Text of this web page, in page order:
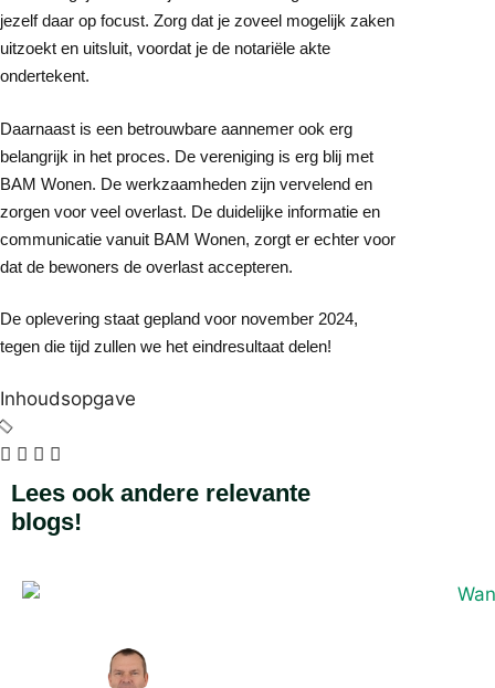
jezelf daar op focust. Zorg dat je zoveel mogelijk zaken
uitzoekt en uitsluit, voordat je de notariële akte
ondertekent.
Daarnaast is een betrouwbare aannemer ook erg
belangrijk in het proces. De vereniging is erg blij met
BAM Wonen. De werkzaamheden zijn vervelend en
zorgen voor veel overlast. De duidelijke informatie en
communicatie vanuit BAM Wonen, zorgt er echter voor
dat de bewoners de overlast accepteren.
De oplevering staat gepland voor november 2024,
tegen die tijd zullen we het eindresultaat delen!
Inhoudsopgave
Lees ook andere relevante
blogs!